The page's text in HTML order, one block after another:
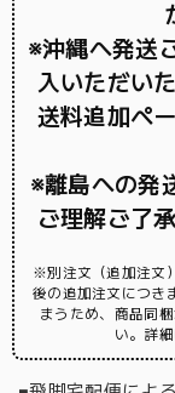
※沖縄へ発送
入いただい
送料追加ペ
※離島への発
ご理解ご了
※別注文（追加注文
後の追加注文につき
まうため、商品同
い。詳